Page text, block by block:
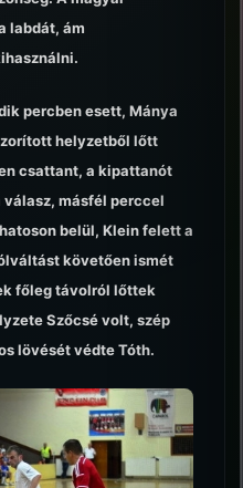
labdát, ám
percben esett, Mánya
helyzetből lőtt
csattant, a kipattanót
válasz, másfél perccel
belül, Klein felett a
követően ismét
főleg távolról lőttek
Szőcsé volt, szép
lövését védte Tóth.